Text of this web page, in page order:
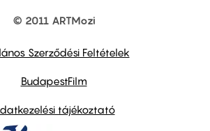
© 2011 ARTMozi
Szerződési Feltételek
BudapestFilm
tájékoztató